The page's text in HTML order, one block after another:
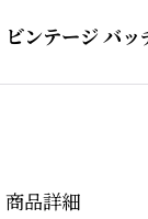
ビンテージ バ
商品詳細